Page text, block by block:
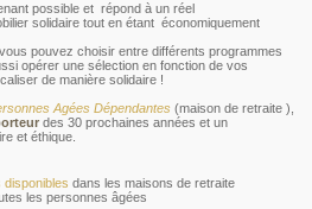
possible et répond à un réel
solidaire tout en étant économiquement
pouvez choisir entre différents programmes
opérer une sélection en fonction de vos
de manière solidaire !
Agées Dépendantes (maison de retraite ),
des 30 prochaines années et un
et éthique.
dans les maisons de retraite
les personnes âgées